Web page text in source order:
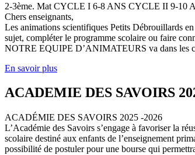
2-3ème. Mat CYCLE I 6-8 ANS CYCLE II 9-10
Chers enseignants,
Les animations scientifiques Petits Débrouillards
sujet, compléter le programme scolaire ou faire
NOTRE EQUIPE D’ANIMATEURS va dans les
En savoir plus
ACADEMIE DES SAVOIRS
ACADÉMIE DES SAVOIRS 2025 -2026
L’Académie des Savoirs s’engage à favoriser la
scolaire destiné aux enfants de l’enseignement
possibilité de postuler pour une bourse qui